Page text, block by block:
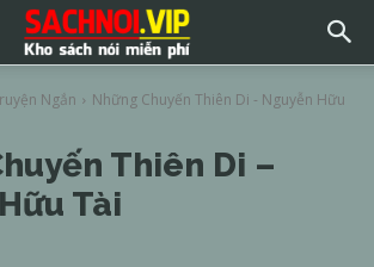
Ngắn
Những Chuyến Thiên Di - Nguyễn Hữu
Thiên Di –
Tài